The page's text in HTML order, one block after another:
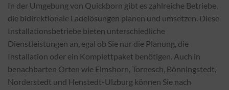
In der Umgebung von Quickborn gibt es zahlreiche Betriebe,
die bidirektionale Ladelösungen planen und umsetzen. Diese
Installationsbetriebe bieten unterschiedliche
Dienstleistungen an, egal ob Sie nur die Planung, die
Installation oder ein Komplettpaket benötigen. Auch in
benachbarten Orten wie Elmshorn, Tornesch, Bönningstedt,
Norderstedt und Henstedt-Ulzburg können Sie nach